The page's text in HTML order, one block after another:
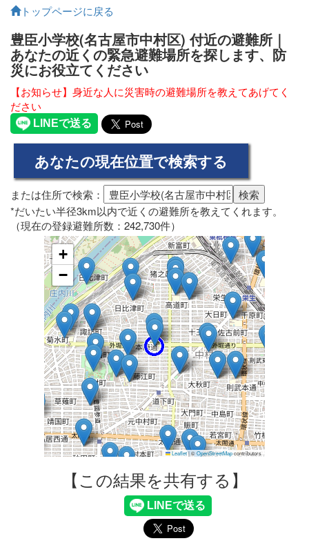
トップページに戻る
豊臣小学校(名古屋市中村区) 付近の避難所｜
あなたの近くの緊急避難場所を探します、防
災にお役立てください
【お知らせ】身近な人に災害時の避難場所を教えてあげてく
ださい
または住所で検索：
*だいたい半径3km以内で近くの避難所を教えてくれます。
（現在の登録避難所数：242,730件）
+
−
Leaflet|©OpenStreetMapcontributors
【この結果を共有する】